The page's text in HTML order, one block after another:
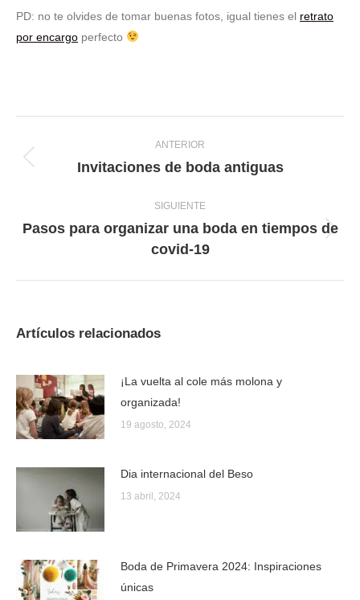
PD: no te olvides de tomar buenas fotos, igual tienes el retrato
por encargo perfecto
entre
publicaciones
ANTERIOR
Publicación
Invitaciones de boda antiguas
SIGUIENTE
Pasos para organizar una boda en tiempos de
covid-19
Artículos relacionados
¡La vuelta al cole más molona y
organizada!
19 agosto, 2024
Dia internacional del Beso
13 abril, 2024
Boda de Primavera 2024: Inspiraciones
únicas